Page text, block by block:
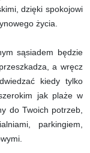
dzięki spokojowi
życia.
sąsiadem będzie
a wręcz
kiedy tylko
jak plaże w
do Twoich potrzeb,
parkingiem,